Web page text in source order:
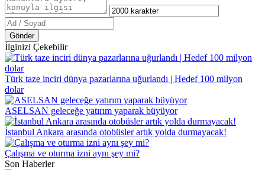
Gönder
İlginizi Çekebilir
Türk taze inciri dünya pazarlarına uğurlandı | Hedef 100 milyon
dolar
ASELSAN geleceğe yatırım yaparak büyüyor
İstanbul Ankara arasında otobüsler artık yolda durmayacak!
Çalışma ve oturma izni aynı şey mi?
Son Haberler